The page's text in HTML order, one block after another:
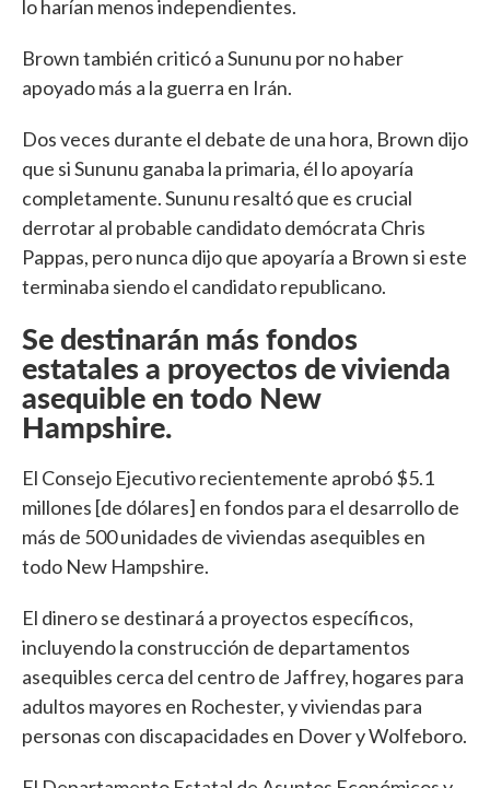
lo harían menos independientes.
Brown también criticó a Sununu por no haber
apoyado más a la guerra en Irán.
Dos veces durante el debate de una hora, Brown dijo
que si Sununu ganaba la primaria, él lo apoyaría
completamente. Sununu resaltó que es crucial
derrotar al probable candidato demócrata Chris
Pappas, pero nunca dijo que apoyaría a Brown si este
terminaba siendo el candidato republicano.
Se destinarán más fondos
estatales a proyectos de vivienda
asequible en todo New
Hampshire.
El Consejo Ejecutivo recientemente aprobó $5.1
millones [de dólares] en fondos para el desarrollo de
más de 500 unidades de viviendas asequibles en
todo New Hampshire.
El dinero se destinará a proyectos específicos,
incluyendo la construcción de departamentos
asequibles cerca del centro de Jaffrey, hogares para
adultos mayores en Rochester, y viviendas para
personas con discapacidades en Dover y Wolfeboro.